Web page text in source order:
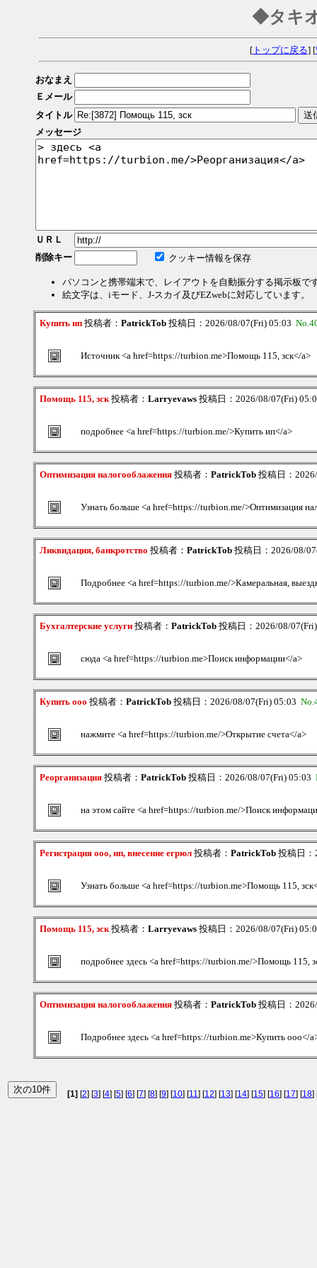
◆タキ
[トップに戻る] [
おなまえ
Ｅメール
タイトル
メッセージ
ＵＲＬ
削除キー
クッキー情報を保存
パソコンと携帯端末で、レイアウトを自動振分する掲示板で
絵文字は、iモード、J-スカイ及びEZwebに対応しています。
Купить ип 投稿者： PatrickTob 投稿日：2026/08/07(Fri) 05:03
Источник <a href=https://turbion.me>Помощь 115, зск</a>
Помощь 115, зск投稿者： Larryevaws 投稿日：2026/08/07(Fri)
подробнее <a href=https://turbion.me/>Купить ип</a>
Оптимизация налогооблажения 投稿者： PatrickTob 投稿日：
Узнать больше <a href=https://turbion.me/>Оптимизация
Ликвидация, банкротство 投稿者： PatrickTob 投稿日：2026/08/
Подробнее <a href=https://turbion.me/>Камеральная,
Бухгалтерские услуги 投稿者： PatrickTob 投稿日：2026/08/
сюда <a href=https://turbion.me>Поиск информации</a>
Купить ооо 投稿者： PatrickTob 投稿日：2026/08/07(Fri) 05:03
нажмите <a href=https://turbion.me/>Открытие счета</a>
Реорганизация 投稿者： PatrickTob 投稿日：2026/08/07(Fri) 05:03
на этом сайте <a href=https://turbion.me/>Поиск
Регистрация ооо, ип, внесение егрюл 投稿者： PatrickTob 投稿日
Узнать больше <a href=https://turbion.me>Помощь 115,
Помощь 115, зск投稿者： Larryevaws 投稿日：2026/08/07(Fri)
подробнее здесь <a href=https://turbion.me/>Помощь 115,
Оптимизация налогооблажения 投稿者： PatrickTob 投稿日：
Подробнее здесь <a href=https://turbion.me>Купить ооо</
[1] [2] [3] [4] [5] [6] [7] [8] [9] [10] [11] [12] [13] [14] [15] [16] [17] [18]